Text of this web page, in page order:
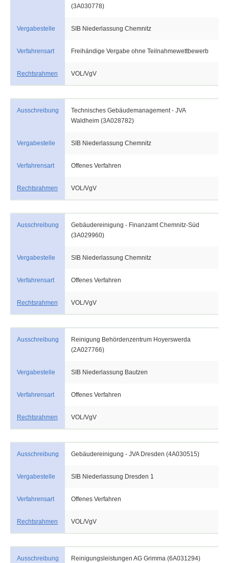
(3A030778)
Vergabestelle SIB Niederlassung Chemnitz
Verfahrensart Freihändige Vergabe ohne Teilnahmewettbewerb
Rechtsrahmen VOL/VgV
Ausschreibung
Technisches Gebäudemanagement - JVA
Waldheim (3A028782)
Vergabestelle SIB Niederlassung Chemnitz
Verfahrensart Offenes Verfahren
Rechtsrahmen VOL/VgV
Ausschreibung
Gebäudereinigung - Finanzamt Chemnitz-Süd
(3A029960)
Vergabestelle SIB Niederlassung Chemnitz
Verfahrensart Offenes Verfahren
Rechtsrahmen VOL/VgV
Ausschreibung
Reinigung Behördenzentrum Hoyerswerda
(2A027766)
Vergabestelle SIB Niederlassung Bautzen
Verfahrensart Offenes Verfahren
Rechtsrahmen VOL/VgV
Ausschreibung Gebäudereinigung - JVA Dresden (4A030515)
Vergabestelle SIB Niederlassung Dresden 1
Verfahrensart Offenes Verfahren
Rechtsrahmen VOL/VgV
Ausschreibung Reinigungsleistungen AG Grimma (6A031294)